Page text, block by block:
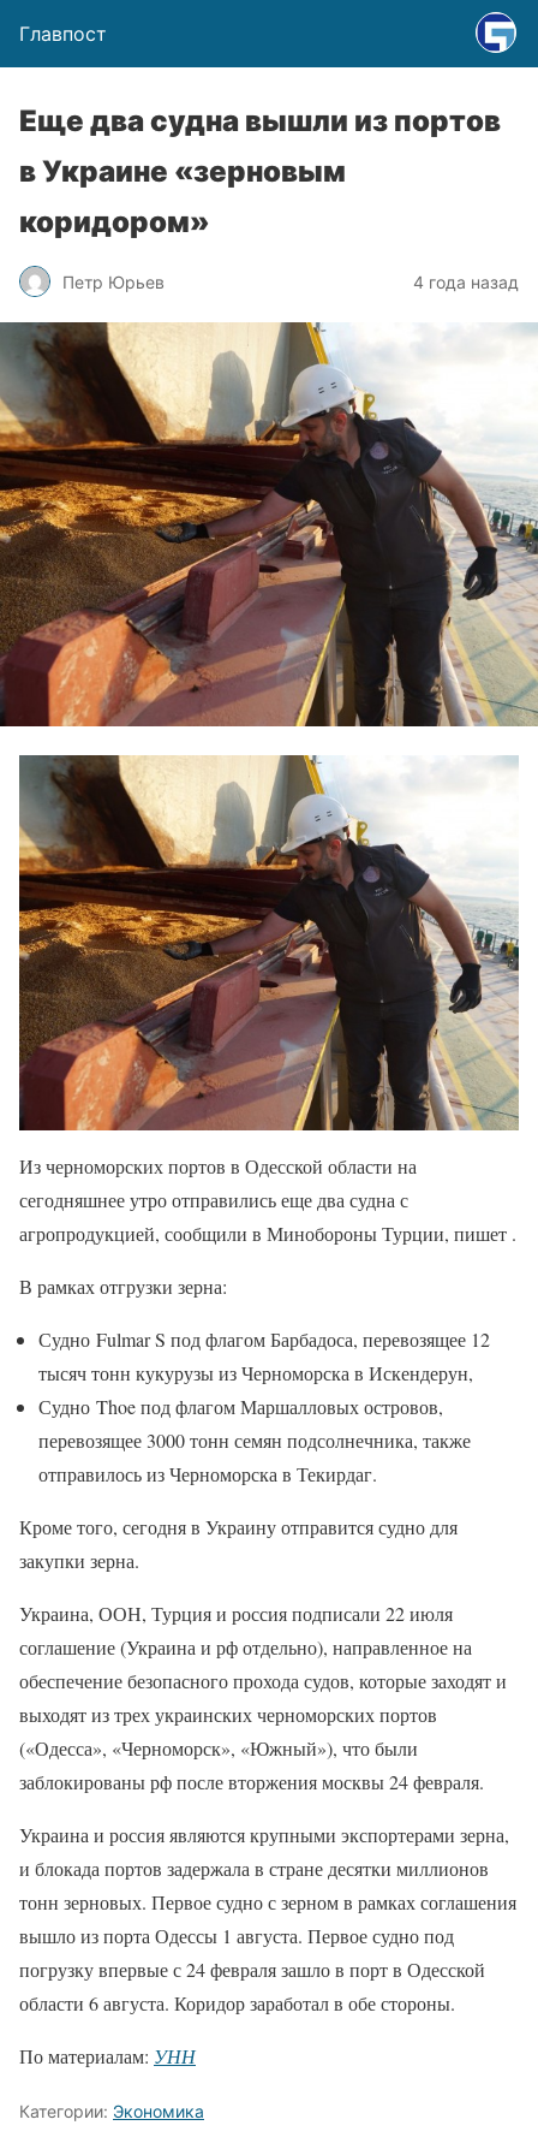
Главпост
Еще два судна вышли из портов
в Украине «зерновым
коридором»
Петр Юрьев 4 года назад
Из черноморских портов в Одесской области на
сегодняшнее утро отправились еще два судна с
агропродукцией, сообщили в Минобороны Турции, пишет .
В рамках отгрузки зерна:
Судно Fulmar S под флагом Барбадоса, перевозящее 12
тысяч тонн кукурузы из Черноморска в Искендерун,
Судно Thoe под флагом Маршалловых островов,
перевозящее 3000 тонн семян подсолнечника, также
отправилось из Черноморска в Текирдаг.
Кроме того, сегодня в Украину отправится судно для
закупки зерна.
Украина, ООН, Турция и россия подписали 22 июля
соглашение (Украина и рф отдельно), направленное на
обеспечение безопасного прохода судов, которые заходят и
выходят из трех украинских черноморских портов
(«Одесса», «Черноморск», «Южный»), что были
заблокированы рф после вторжения москвы 24 февраля.
Украина и россия являются крупными экспортерами зерна,
и блокада портов задержала в стране десятки миллионов
тонн зерновых. Первое судно с зерном в рамках соглашения
вышло из порта Одессы 1 августа. Первое судно под
погрузку впервые с 24 февраля зашло в порт в Одесской
области 6 августа. Коридор заработал в обе стороны.
По материалам: УНН
Категории: Экономика